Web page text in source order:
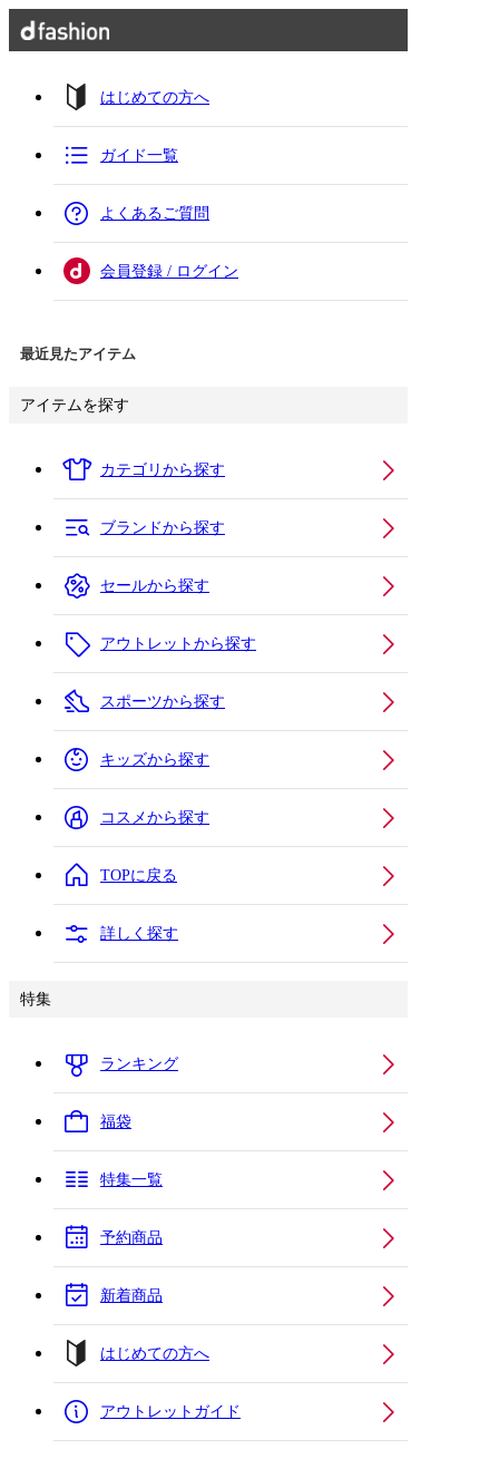
はじめての方へ
ガイド一覧
よくあるご質問
会員登録 / ログイン
最近見たアイテム
アイテムを探す
カテゴリから探す
ブランドから探す
セールから探す
アウトレットから探す
スポーツから探す
キッズから探す
コスメから探す
TOPに戻る
詳しく探す
特集
ランキング
福袋
特集一覧
予約商品
新着商品
はじめての方へ
アウトレットガイド